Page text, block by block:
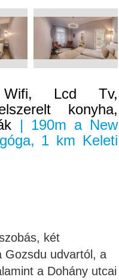
Wifi, Lcd Tv,
konyha,
| 190m a New
1 km Keleti
két
Gozsdu udvartól, a
a Dohány utcai